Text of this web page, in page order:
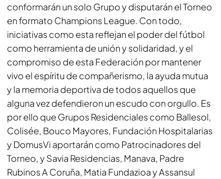
conformarán un solo Grupo y disputarán el Torneo
en formato Champions League. Con todo,
iniciativas como esta reflejan el poder del fútbol
como herramienta de unión y solidaridad, y el
compromiso de esta Federación por mantener
vivo el espíritu de compañerismo, la ayuda mutua
y la memoria deportiva de todos aquellos que
alguna vez defendieron un escudo con orgullo. Es
por ello que Grupos Residenciales como Ballesol,
Colisée, Bouco Mayores, Fundación Hospitalarias
y DomusVi aportarán como Patrocinadores del
Torneo, y Savia Residencias, Manava, Padre
Rubinos A Coruña, Matia Fundazioa y Assansul